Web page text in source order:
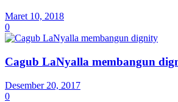
Maret 10, 2018
0
Cagub LaNyalla membangun
Desember 20, 2017
0